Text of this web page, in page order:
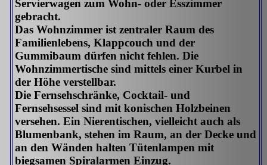
Servierwagen zum Wohn- oder Esszimmer
gebracht.
Das Wohnzimmer ist zentraler Raum des
Familienlebens, Klappcouch und der
Gummibaum dürfen nicht fehlen. Die
Wohnzimmertische sind mittels einer Kurbel in
der Höhe verstellbar.
Die Fernsehschränke, Cocktail- und
Fernsehsessel sind mit konischen Holzbeinen
versehen. Ein Nierentischen, vielleicht auch als
Blumenbank, stehen im Raum, an der Decke und
an den Wänden halten Tütenlampen mit
biegsamen Spiralarmen Einzug.